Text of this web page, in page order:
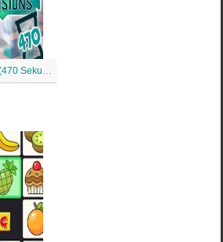
Mahjongg Dimensions (470 Sekunden)